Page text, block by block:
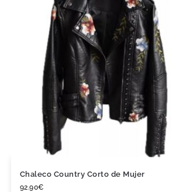
Chaleco Country Corto de Mujer
92.90€